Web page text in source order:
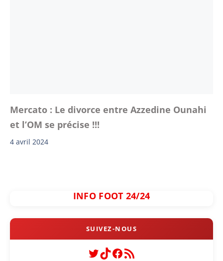
Mercato : Le divorce entre Azzedine Ounahi
et l’OM se précise !!!
4 avril 2024
INFO FOOT 24/24
Twitter
TikTok
Facebook
Flux RSS